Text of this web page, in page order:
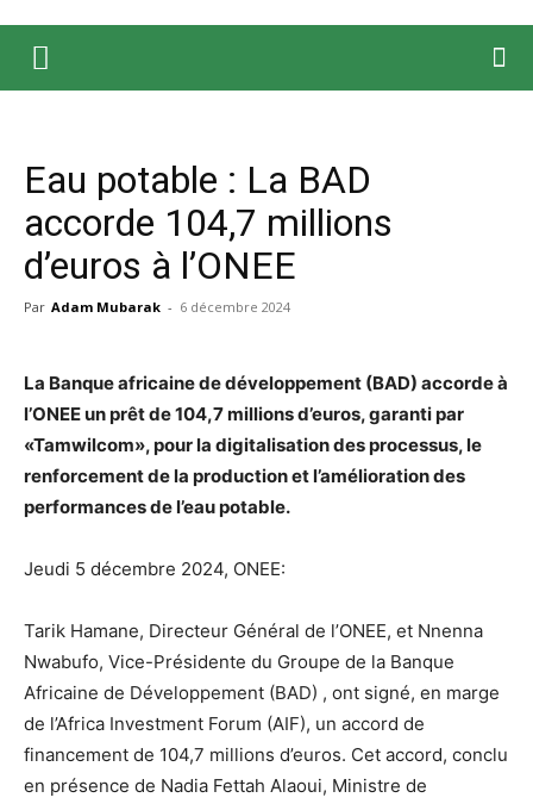
Eau potable : La BAD
accorde 104,7 millions
d’euros à l’ONEE
Par Adam Mubarak - 6 décembre 2024
La Banque africaine de développement (BAD) accorde à
l’ONEE un prêt de 104,7 millions d’euros, garanti par
«Tamwilcom», pour la digitalisation des processus, le
renforcement de la production et l’amélioration des
performances de l’eau potable.
Jeudi 5 décembre 2024, ONEE:
Tarik Hamane, Directeur Général de l’ONEE, et Nnenna
Nwabufo, Vice-Présidente du Groupe de la Banque
Africaine de Développement (BAD) , ont signé, en marge
de l’Africa Investment Forum (AIF), un accord de
financement de 104,7 millions d’euros. Cet accord, conclu
en présence de Nadia Fettah Alaoui, Ministre de